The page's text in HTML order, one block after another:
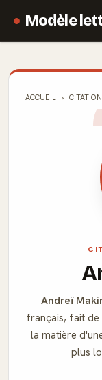
Modèle
ACCUEIL
Andreï
français, fait
la matière
plus